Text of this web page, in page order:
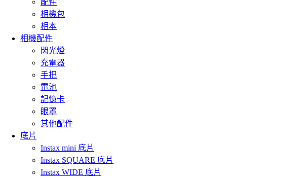
配件
相機包
相本
相機配件
閃光燈
充電器
手把
電池
記憶卡
眼罩
其他配件
底片
Instax mini 底片
Instax SQUARE 底片
Instax WIDE 底片